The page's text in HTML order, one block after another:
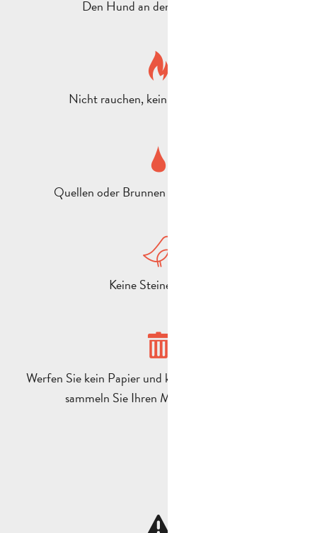
Den Hund an der Leine führen
Nicht rauchen, kein Feuer anzünden
Quellen oder Brunnen nicht verunreinigen
Keine Steine werfen
Werfen Sie kein Papier und keinen Müll weg, sondern
sammeln Sie Ihren Müll sorgfältig ein.